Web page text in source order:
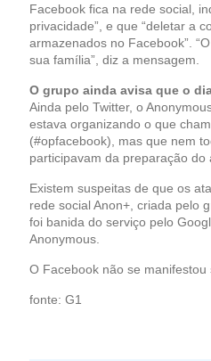
Facebook fica na rede social,
privacidade”, e que “deletar a
armazenados no Facebook”.
sua família”, diz a mensagem.
O grupo ainda avisa que o
Ainda pelo Twitter, o
estava organizando o que
(#opfacebook), mas que nem
participavam da preparação do
Existem suspeitas de que os
rede social Anon+, criada pelo
foi banida do serviço pelo
Anonymous.
O Facebook não se
fonte: G1